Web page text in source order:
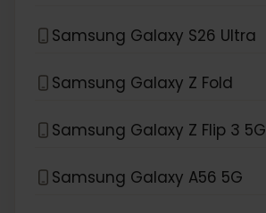
Samsung Galaxy S26 Ultra
Samsung Galaxy Z Fold
Samsung Galaxy Z Flip 3 5G
Samsung Galaxy A56 5G